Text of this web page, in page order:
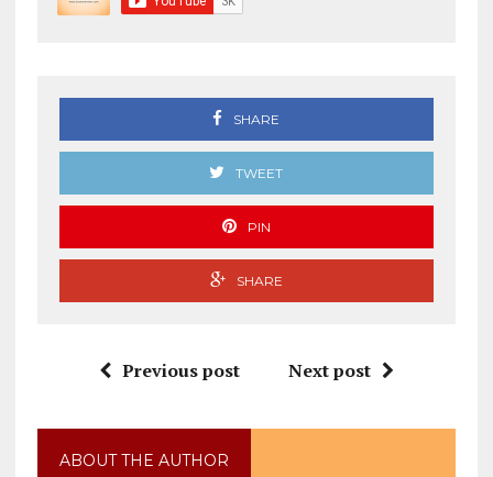
SHARE
TWEET
PIN
SHARE
Previous post Next post
ABOUT THE AUTHOR